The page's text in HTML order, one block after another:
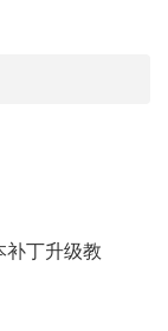
补丁升级教